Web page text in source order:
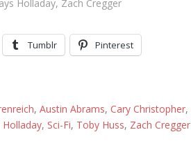
Holladay, Zach Cregger
Tumblr Pinterest
, Austin Abrams, Cary Christopher,
Holladay, Sci-Fi, Toby Huss, Zach Cregger